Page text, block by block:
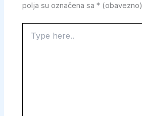
polja su označena sa* (obavezno)
here..